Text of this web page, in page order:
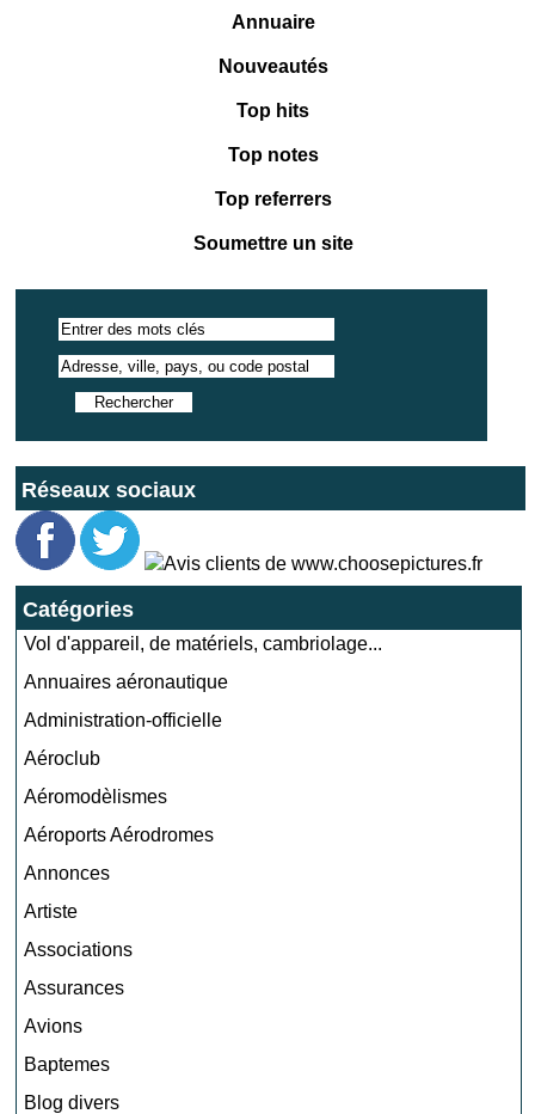
Annuaire
Nouveautés
Top hits
Top notes
Top referrers
Soumettre un site
Réseaux sociaux
Catégories
Vol d'appareil, de matériels, cambriolage...
Annuaires aéronautique
Administration-officielle
Aéroclub
Aéromodèlismes
Aéroports Aérodromes
Annonces
Artiste
Associations
Assurances
Avions
Baptemes
Blog divers